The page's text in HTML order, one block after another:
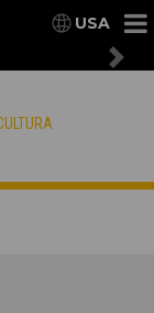
USA